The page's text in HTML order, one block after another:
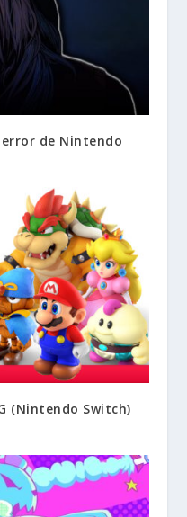
de Nintendo
(Nintendo Switch)